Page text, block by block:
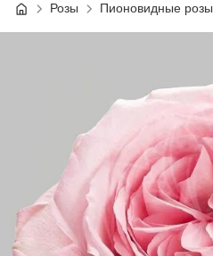
Розы Пионовидные розы